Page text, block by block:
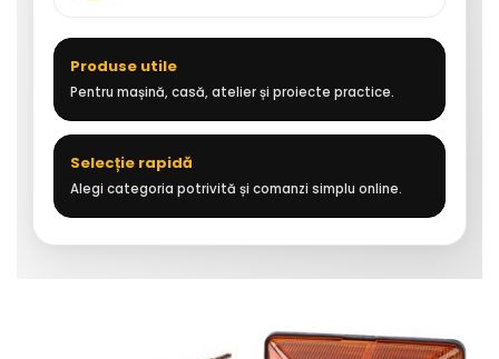
Produse utile
Pentru mașină, casă, atelier și proiecte practice.
Selecție rapidă
Alegi categoria potrivită și comanzi simplu online.